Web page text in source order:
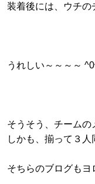
装着後には、ウチ
うれしい～～～～
そうそう、チームの
しかも、揃って３人
そちらのブログもヨ